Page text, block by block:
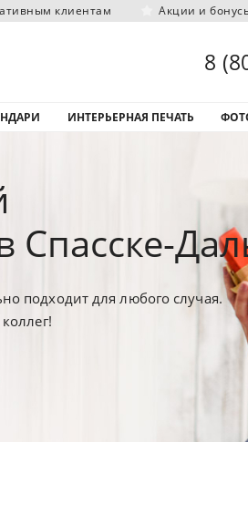
клиентам Акции и
8
ИНТЕРЬЕРНАЯ ПЕЧАТЬ
Спасске-
подходит для любого случая.